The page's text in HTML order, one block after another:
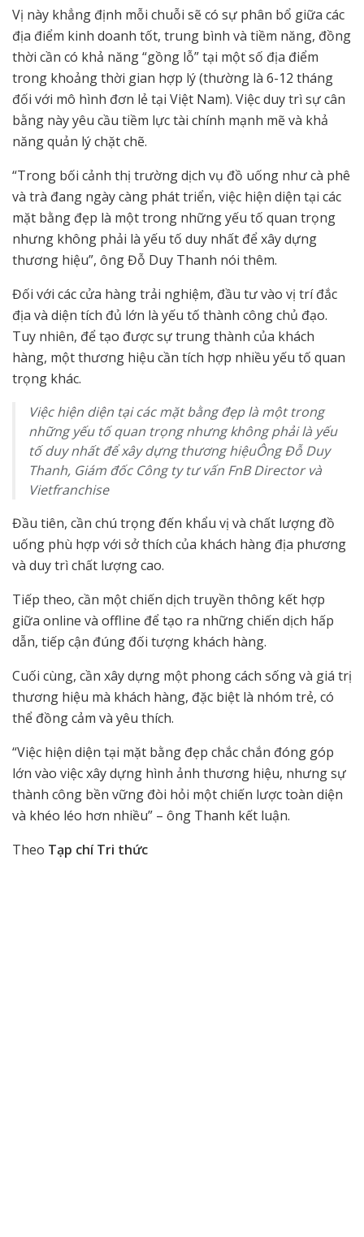
Vị này khẳng định mỗi chuỗi sẽ có sự phân bổ giữa các
địa điểm kinh doanh tốt, trung bình và tiềm năng, đồng
thời cần có khả năng “gồng lỗ” tại một số địa điểm
trong khoảng thời gian hợp lý (thường là 6-12 tháng
đối với mô hình đơn lẻ tại Việt Nam). Việc duy trì sự cân
bằng này yêu cầu tiềm lực tài chính mạnh mẽ và khả
năng quản lý chặt chẽ.
“Trong bối cảnh thị trường dịch vụ đồ uống như cà phê
và trà đang ngày càng phát triển, việc hiện diện tại các
mặt bằng đẹp là một trong những yếu tố quan trọng
nhưng không phải là yếu tố duy nhất để xây dựng
thương hiệu”, ông Đỗ Duy Thanh nói thêm.
Đối với các cửa hàng trải nghiệm, đầu tư vào vị trí đắc
địa và diện tích đủ lớn là yếu tố thành công chủ đạo.
Tuy nhiên, để tạo được sự trung thành của khách
hàng, một thương hiệu cần tích hợp nhiều yếu tố quan
trọng khác.
Việc hiện diện tại các mặt bằng đẹp là một trong
những yếu tố quan trọng nhưng không phải là yếu
tố duy nhất để xây dựng thương hiệuÔng Đỗ Duy
Thanh, Giám đốc Công ty tư vấn FnB Director và
Vietfranchise
Đầu tiên, cần chú trọng đến khẩu vị và chất lượng đồ
uống phù hợp với sở thích của khách hàng địa phương
và duy trì chất lượng cao.
Tiếp theo, cần một chiến dịch truyền thông kết hợp
giữa online và offline để tạo ra những chiến dịch hấp
dẫn, tiếp cận đúng đối tượng khách hàng.
Cuối cùng, cần xây dựng một phong cách sống và giá trị
thương hiệu mà khách hàng, đặc biệt là nhóm trẻ, có
thể đồng cảm và yêu thích.
“Việc hiện diện tại mặt bằng đẹp chắc chắn đóng góp
lớn vào việc xây dựng hình ảnh thương hiệu, nhưng sự
thành công bền vững đòi hỏi một chiến lược toàn diện
và khéo léo hơn nhiều” – ông Thanh kết luận.
Theo Tạp chí Tri thức